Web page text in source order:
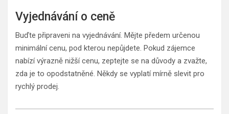
Vyjednávání o ceně
Buďte připraveni na vyjednávání. Mějte předem určenou
minimální cenu, pod kterou nepůjdete. Pokud zájemce
nabízí výrazně nižší cenu, zeptejte se na důvody a zvažte,
zda je to opodstatněné. Někdy se vyplatí mírně slevit pro
rychlý prodej.